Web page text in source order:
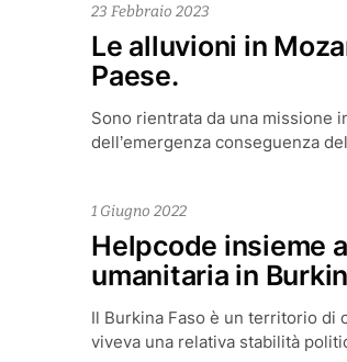
Le alluvioni in
Paese.
23 Febbraio 2023
Sono rientrata da una missione
dell’emergenza conseguenza
Helpcode insieme
umanitaria in
1 Giugno 2022
Il Burkina Faso è un territorio di
viveva una relativa stabilità